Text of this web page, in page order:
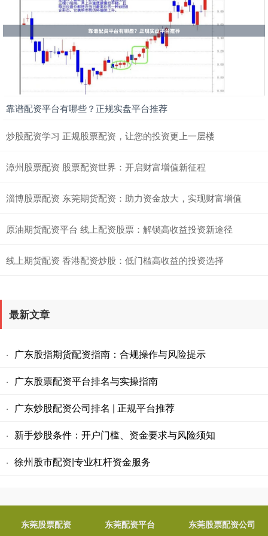
靠谱配资平台有哪些？正规实盘平台推荐
炒股配资学习 正规股票配资，让您的投资更上一层楼
漳州股票配资 股票配资世界：开启财富增值新征程
淄博股票配资 东莞期货配资：助力资金放大，实现财富增值
原油期货配资平台 线上配资股票：解锁高收益投资新途径
线上期货配资 香港配资炒股：低门槛高收益的投资选择
最新文章
· 广东股指期货配资指南：合规操作与风险提示
· 广东股票配资平台排名与实操指南
· 广东炒股配资公司排名 | 正规平台推荐
· 新手炒股条件：开户门槛、资金要求与风险须知
· 徐州股市配资|专业杠杆资金服务
东莞股票配资 东莞配资平台 东莞股票配资公司